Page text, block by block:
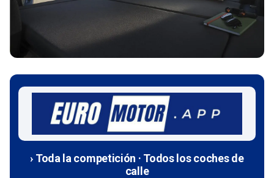
› Toda la competición · Todos los coches de
calle